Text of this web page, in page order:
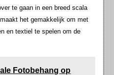
te gaan in een breed scala
het gemakkelijk om met
en textiel te spelen om de
Fotobehang op